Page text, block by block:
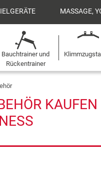
MASSAGE,
Bauchtrainer und
Rückentrainer